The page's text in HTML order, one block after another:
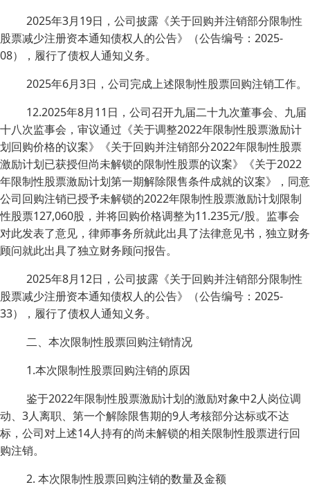
2025年3月19日，公司披露《关于回购并注销部分限制性
股票减少注册资本通知债权人的公告》（公告编号：2025-
08），履行了债权人通知义务。
2025年6月3日，公司完成上述限制性股票回购注销工作。
12.2025年8月11日，公司召开九届二十九次董事会、九届
十八次监事会，审议通过《关于调整2022年限制性股票激励计
划回购价格的议案》《关于回购并注销部分2022年限制性股票
激励计划已获授但尚未解锁的限制性股票的议案》《关于2022
年限制性股票激励计划第一期解除限售条件成就的议案》，同意
公司回购注销已授予未解锁的2022年限制性股票激励计划限制
性股票127,060股，并将回购价格调整为11.235元/股。监事会
对此发表了意见，律师事务所就此出具了法律意见书，独立财务
顾问就此出具了独立财务顾问报告。
2025年8月12日，公司披露《关于回购并注销部分限制性
股票减少注册资本通知债权人的公告》（公告编号：2025-
33），履行了债权人通知义务。
二、本次限制性股票回购注销情况
1.本次限制性股票回购注销的原因
鉴于2022年限制性股票激励计划的激励对象中2人岗位调
动、3人离职、第一个解除限售期的9人考核部分达标或不达
标，公司对上述14人持有的尚未解锁的相关限制性股票进行回
购注销。
2. 本次限制性股票回购注销的数量及金额